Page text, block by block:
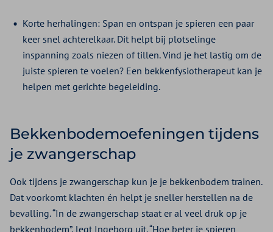
Korte herhalingen: Span en ontspan je spieren een paar
keer snel achterelkaar. Dit helpt bij plotselinge
inspanning zoals niezen of tillen. Vind je het lastig om de
juiste spieren te voelen? Een bekkenfysiotherapeut kan je
helpen met gerichte begeleiding.
Bekkenbodemoefeningen tijdens
je zwangerschap
Ook tijdens je zwangerschap kun je je bekkenbodem trainen.
Dat voorkomt klachten én helpt je sneller herstellen na de
bevalling. “In de zwangerschap staat er al veel druk op je
bekkenbodem”, legt Ingeborg uit. “Hoe beter je spieren